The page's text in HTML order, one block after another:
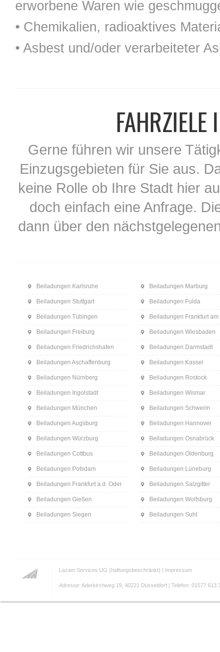
erworbene Waren wie
• Chemikalien, radioaktives
• Asbest und/oder verarbeiteter
Gerne führen wir unsere
Einzugsgebieten für Sie aus.
keine Rolle ob Ihre Stadt hier
doch einfach eine Anfrage.
dann über den
Beiladungen Karlsruhe
Beiladungen Stuttgart
Beiladungen Tübingen
Beiladungen Freiburg
Beiladungen Friedrichshafen
Beiladungen Aschaffenburg
Beiladungen Nürnberg
Beiladungen Ingolstadt
Beiladungen München
Beiladungen Augsburg
Beiladungen Würzburg
Beiladungen Cottbus
Beiladungen Potsdam
Beiladungen Frankfurt a.d. Oder
Beiladungen Gießen
Beiladungen Siegen
Beiladungen Marburg
Beiladungen Fulda
Beiladungen Frankfurt am
Beiladungen Wiesbaden
Beiladungen Darmstadt
Beiladungen Kassel
Beiladungen Rostock
Beiladungen Wismar
Beiladungen Schwerin
Beiladungen Hannover
Beiladungen Osnabrück
Beiladungen Oldenburg
Beiladungen Lüneburg
Beiladungen Salzgitter
Beiladungen Wolfsburg
Beiladungen Suhl
Lazam Services UG (haftungsbeschränkt) | Impressum
Adresse: Aderkirchweg 19, 40221 Düsseldorf | Telefon: 01577